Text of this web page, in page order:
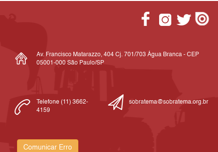
Av. Francisco Matarazzo, 404 Cj. 701/703 Água Branca - CEP
05001-000 São Paulo/SP
Telefone (11) 3662-
4159
sobratema@sobratema.org.br
Comunicar Erro